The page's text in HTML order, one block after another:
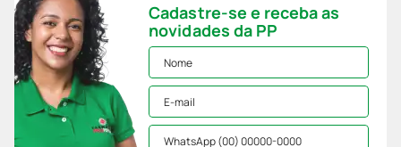
Cadastre-se e receba as
novidades da PP